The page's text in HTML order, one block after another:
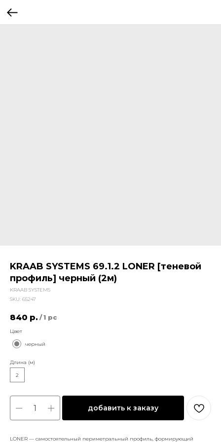
KRAAB SYSTEMS 69.1.2 LONER [теневой
профиль] черный (2м)
KRAAB SYSTEMS
SKU: 65247
840 р. / 1 pc
Цвет
черный
Длина (м)
2
добавить к заказу
LONER — самостоятельный периметральный профиль, формирующий